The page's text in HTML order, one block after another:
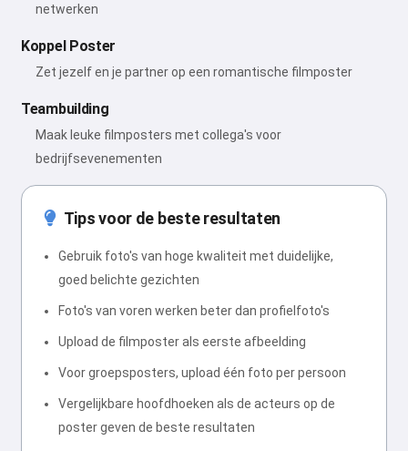
netwerken
Koppel Poster
Zet jezelf en je partner op een romantische filmposter
Teambuilding
Maak leuke filmposters met collega's voor
bedrijfsevenementen
Tips voor de beste resultaten
Gebruik foto's van hoge kwaliteit met duidelijke,
goed belichte gezichten
Foto's van voren werken beter dan profielfoto's
Upload de filmposter als eerste afbeelding
Voor groepsposters, upload één foto per persoon
Vergelijkbare hoofdhoeken als de acteurs op de
poster geven de beste resultaten